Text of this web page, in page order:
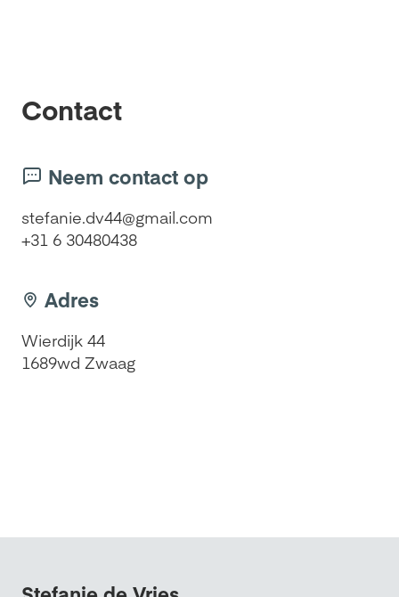
Contact
Neem contact op
stefanie.dv44@gmail.com
+31 6 30480438
Adres
Wierdijk 44
1689wd Zwaag